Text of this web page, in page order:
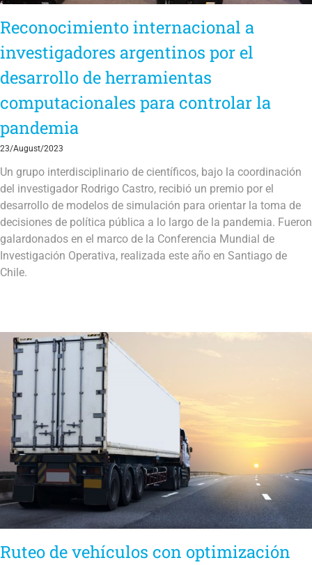
Reconocimiento internacional a
investigadores argentinos por el
desarrollo de herramientas
computacionales para controlar la
pandemia
23/August/2023
Un grupo interdisciplinario de científicos, bajo la coordinación
del investigador Rodrigo Castro, recibió un premio por el
desarrollo de modelos de simulación para orientar la toma de
decisiones de política pública a lo largo de la pandemia. Fueron
galardonados en el marco de la Conferencia Mundial de
Investigación Operativa, realizada este año en Santiago de
Chile.
Ruteo de vehículos con optimización